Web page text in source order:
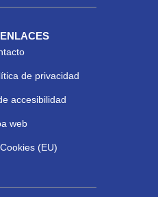
de privacidad
accesibilidad
web
(EU)